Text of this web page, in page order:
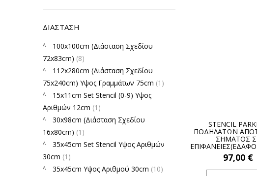
ΔΙΆΣΤΑΣΗ
100x100cm (Διάσταση Σχεδίου
72x83cm) (8)
112x280cm (Διάσταση Σχεδίου
75x240cm) Υψος Γραμμάτων 75cm (1)
15x11cm Set Stencil (0-9) Υψος
Αριθμών 12cm (1)
30x98cm (Διάσταση Σχεδίου
16x80cm) (1)
35x45cm Set Stencil Υψος Αριθμών
30cm (1)
35x45cm Yψος Αριθμού 30cm (10)
STENCIL
ΠΟΔΗΛΑΤΩΝ
ΣΗΜΑΤΟΣ
97,00 €